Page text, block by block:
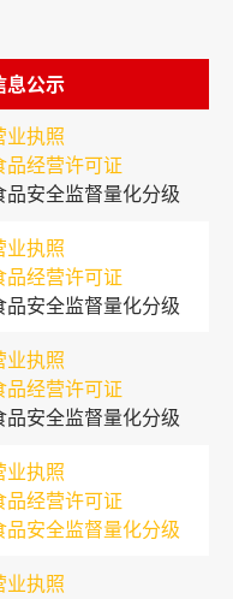
息公示
业执照
品经营许可证
品安全监督量化分级
业执照
品经营许可证
品安全监督量化分级
业执照
品经营许可证
品安全监督量化分级
业执照
品经营许可证
品安全监督量化分级
业执照